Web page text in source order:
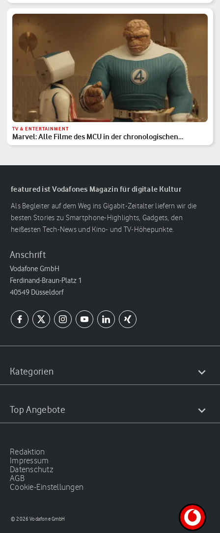
TV & ENTERTAINMENT
Marvel: Alle Filme des MCU in der chronologischen
Reihenfolge
featured ist Vodafones Magazin für digitale Kultur
Als Begleiter auf dem Weg ins Gigabit-Zeitalter liefern wir die
besten Stories zu Smartphone-Highlights, Gadgets, den
heißesten Tech-News und Kino- und TV-Höhepunkte.
Anschrift
Vodafone GmbH
Ferdinand-Braun-Platz 1
40549 Düsseldorf
Kategorien
Top Angebote
Redaktion
Impressum
Datenschutz
AGB
Cookie-Einstellungen
© 2026 Vodafone GmbH